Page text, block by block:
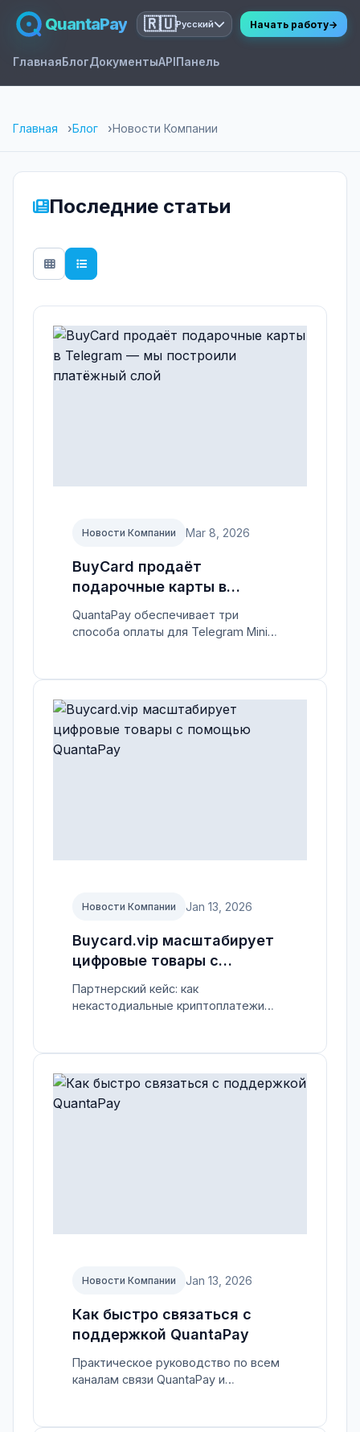
QuantaPay
ГлавнаяБлогДокументыAPIПанель
🇷🇺Русский Начать работу→
Главная Блог Новости Компании
Последние статьи
Новости Компании Mar 8, 2026
BuyCard продаёт
подарочные карты в
Telegram — мы построили
платёжный слой
QuantaPay обеспечивает три
способа оплаты для Telegram Mini
криптовалют.
Новости Компании Jan 13, 2026
Buycard.vip масштабирует
цифровые товары с
помощью QuantaPay
Партнерский кейс: как
некастодиальные криптоплатежи
Новости Компании Jan 13, 2026
Как быстро связаться с
поддержкой QuantaPay
Практическое руководство по всем
каналам связи QuantaPay и